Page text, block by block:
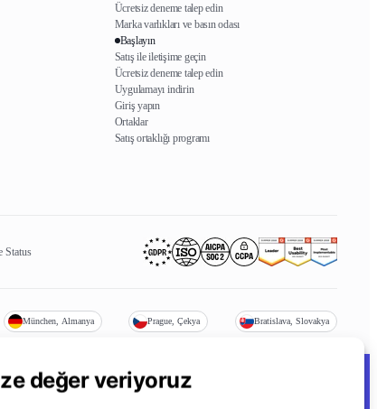
Ücretsiz deneme talep edin
Marka varlıkları ve basın odası
Başlayın
Satış ile iletişime geçin
Ücretsiz deneme talep edin
Uygulamayı indirin
Giriş yapın
Ortaklar
Satış ortaklığı programı
Status
München, Almanya Prague, Çekya Bratislava, Slovakya
Cookie preferences / Do not sell or share my personal data
değer veriyoruz